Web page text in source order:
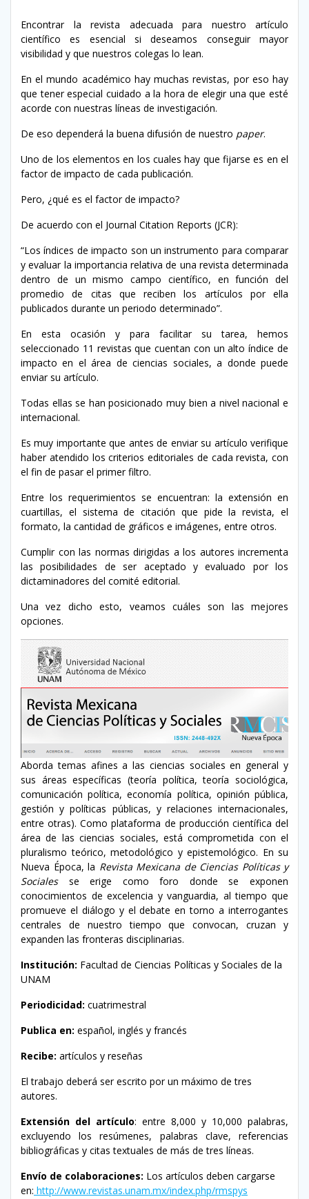
Encontrar la revista adecuada para nuestro artículo
científico es esencial si deseamos conseguir mayor
visibilidad y que nuestros colegas lo lean.
En el mundo académico hay muchas revistas, por eso hay
que tener especial cuidado a la hora de elegir una que esté
acorde con nuestras líneas de investigación.
De eso dependerá la buena difusión de nuestro paper.
Uno de los elementos en los cuales hay que fijarse es en el
factor de impacto de cada publicación.
Pero, ¿qué es el factor de impacto?
De acuerdo con el Journal Citation Reports (JCR):
“Los índices de impacto son un instrumento para comparar
y evaluar la importancia relativa de una revista determinada
dentro de un mismo campo científico, en función del
promedio de citas que reciben los artículos por ella
publicados durante un periodo determinado”.
En esta ocasión y para facilitar su tarea, hemos
seleccionado 11 revistas que cuentan con un alto índice de
impacto en el área de ciencias sociales, a donde puede
enviar su artículo.
Todas ellas se han posicionado muy bien a nivel nacional e
internacional.
Es muy importante que antes de enviar su artículo verifique
haber atendido los criterios editoriales de cada revista, con
el fin de pasar el primer filtro.
Entre los requerimientos se encuentran: la extensión en
cuartillas, el sistema de citación que pide la revista, el
formato, la cantidad de gráficos e imágenes, entre otros.
Cumplir con las normas dirigidas a los autores incrementa
las posibilidades de ser aceptado y evaluado por los
dictaminadores del comité editorial.
Una vez dicho esto, veamos cuáles son las mejores
opciones.
Aborda temas afines a las ciencias sociales en general y
sus áreas específicas (teoría política, teoría sociológica,
comunicación política, economía política, opinión pública,
gestión y políticas públicas, y relaciones internacionales,
entre otras). Como plataforma de producción científica del
área de las ciencias sociales, está comprometida con el
pluralismo teórico, metodológico y epistemológico. En su
Nueva Época, la Revista Mexicana de Ciencias Políticas y
Socialesse erige como foro donde se exponen
conocimientos de excelencia y vanguardia, al tiempo que
promueve el diálogo y el debate en torno a interrogantes
centrales de nuestro tiempo que convocan, cruzan y
expanden las fronteras disciplinarias.
Institución: Facultad de Ciencias Políticas y Sociales de la
UNAM
Periodicidad: cuatrimestral
Publica en: español, inglés y francés
Recibe: artículos y reseñas
El trabajo deberá ser escrito por un máximo de tres
autores.
Extensión del artículo: entre 8,000 y 10,000 palabras,
excluyendo los resúmenes, palabras clave, referencias
bibliográficas y citas textuales de más de tres líneas.
Envío de colaboraciones: Los artículos deben cargarse
en: http://www.revistas.unam.mx/index.php/rmspys